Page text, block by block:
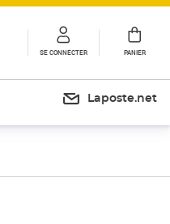
SE CONNECTER PANIER
Laposte.net